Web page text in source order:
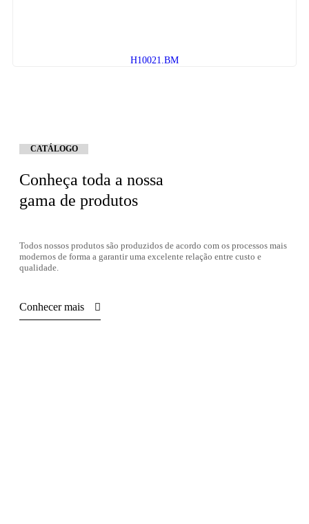
H10021.BM
CATÁLOGO
Conheça toda a nossa
gama de produtos
Todos nossos produtos são produzidos de acordo com os processos mais
modernos de forma a garantir uma excelente relação entre custo e
qualidade.
Conhecer mais